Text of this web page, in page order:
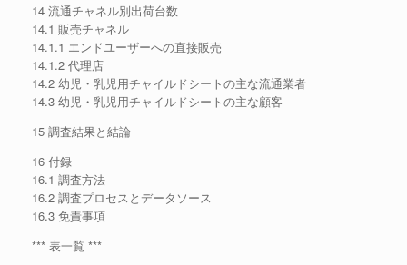
14 流通チャネル別出荷台数
14.1 販売チャネル
14.1.1 エンドユーザーへの直接販売
14.1.2 代理店
14.2 幼児・乳児用チャイルドシートの主な流通業者
14.3 幼児・乳児用チャイルドシートの主な顧客
15 調査結果と結論
16 付録
16.1 調査方法
16.2 調査プロセスとデータソース
16.3 免責事項
*** 表一覧 ***